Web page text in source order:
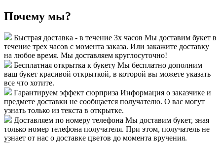
Почему мы?
Быстрая доставка - в течение 3х часов Мы доставим букет в
течение трех часов с момента заказа. Или закажите доставку
на любое время. Мы доставляем круглосуточно!
Бесплатная открытка к букету Мы бесплатно дополним
ваш букет красивой открыткой, в которой вы можете указать
все что хотите.
Гарантируем эффект сюрприза Информация о заказчике и
предмете доставки не сообщается получателю. О вас могут
узнать только из текста в открытке.
Доставляем по номеру телефона Мы доставим букет, зная
только номер телефона получателя. При этом, получатель не
узнает от нас о доставке цветов до момента вручения.